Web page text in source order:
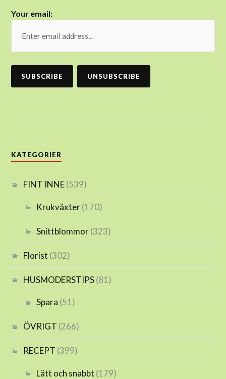
Your email:
KATEGORIER
FINT INNE(539)
Krukväxter(170)
Snittblommor(323)
Florist (302)
HUSMODERSTIPS(81)
Spara (51)
ÖVRIGT (266)
RECEPT (399)
Lätt och snabbt (179)